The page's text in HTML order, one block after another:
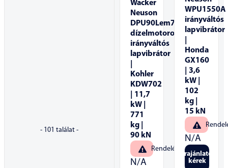
- 101 találat -
Wacker
Neuson
DPU90Lem770
dízelmotoros
irányváltós
lapvibrátor
Kohler
KDW702
| 11,7
kW |
771
kg |
90 kN
Rendelésre
N/A
WPU1550A
irányváltós
lapvibrátor
Honda
GX160
| 3,6
kW |
102
kg |
15 kN
N/A
Árajánlatot
kérek